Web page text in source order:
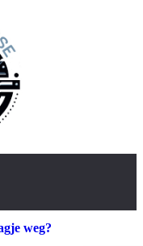
weg?